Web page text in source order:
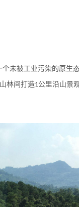
未被工业污染的原生
林间打造1公里沿山景